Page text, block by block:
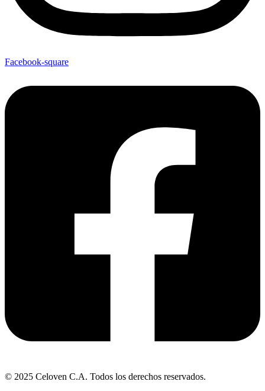
Facebook-square
© 2025 Celoven C.A. Todos los derechos reservados.